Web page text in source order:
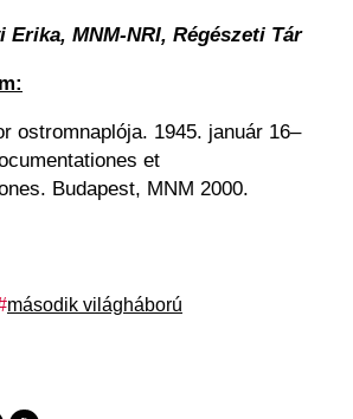
Erika, MNM-NRI, Régészeti Tár
ostromnaplója. 1945. január 16–
et
Budapest, MNM 2000.
második világháború